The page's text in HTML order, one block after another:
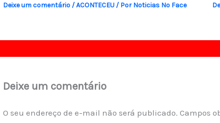
Deixe um comentário /ACONTECEU/ Por Noticias No Face
Deixe um comentário
O seu endereço de e-mail não será publicado. Campos